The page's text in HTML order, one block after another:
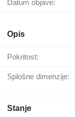
Datum objave:
Opis
Pokritost:
Splošne dimenzije:
Stanje